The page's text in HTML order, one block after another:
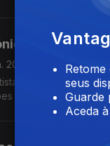
Faria e AP
2026
visual e um
com Fausto,
seus
Guarde
Aceda